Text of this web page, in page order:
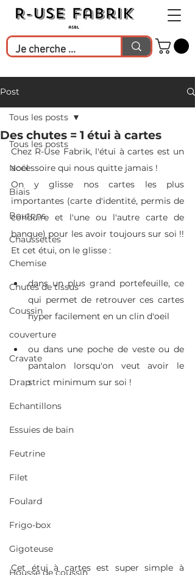
Post
Tous les posts
Noël
Biais
Boutons
Chaussettes
Chemise
Chutes de tissus
Coussin
couverture
Cravate
Drap
Echantillons
Essuies de bain
Feutrine
Filet
Foulard
Frigo-box
Gigoteuse
Housse de coussin
Tous les posts
Des chutes = 1 étui à cartes
Chez R-Use Fabrik, l'étui à cartes est un
accessoire qui nous quitte jamais !
On y glisse nos cartes les plus
importantes (carte d'identité, permis de
conduire et l'une ou l'autre carte de
banque) pour les avoir toujours sur soi !!
Et cet étui, on le glisse :
dans un plus grand portefeuille, ce
qui permet de retrouver ces cartes
hyper facilement en un clin d'oeil
ou dans une poche de veste ou de
pantalon lorsqu'on veut avoir le
strict minimum sur soi !
Cet étui à cartes est super simple à